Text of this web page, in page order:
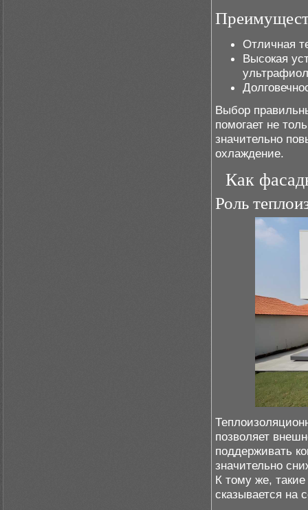
Отличная
Высокая
Выбор
помогает не
значительно
охлаждение.
Как
Роль
позволяет
поддерживать
значительно
К тому же,
сказывается на